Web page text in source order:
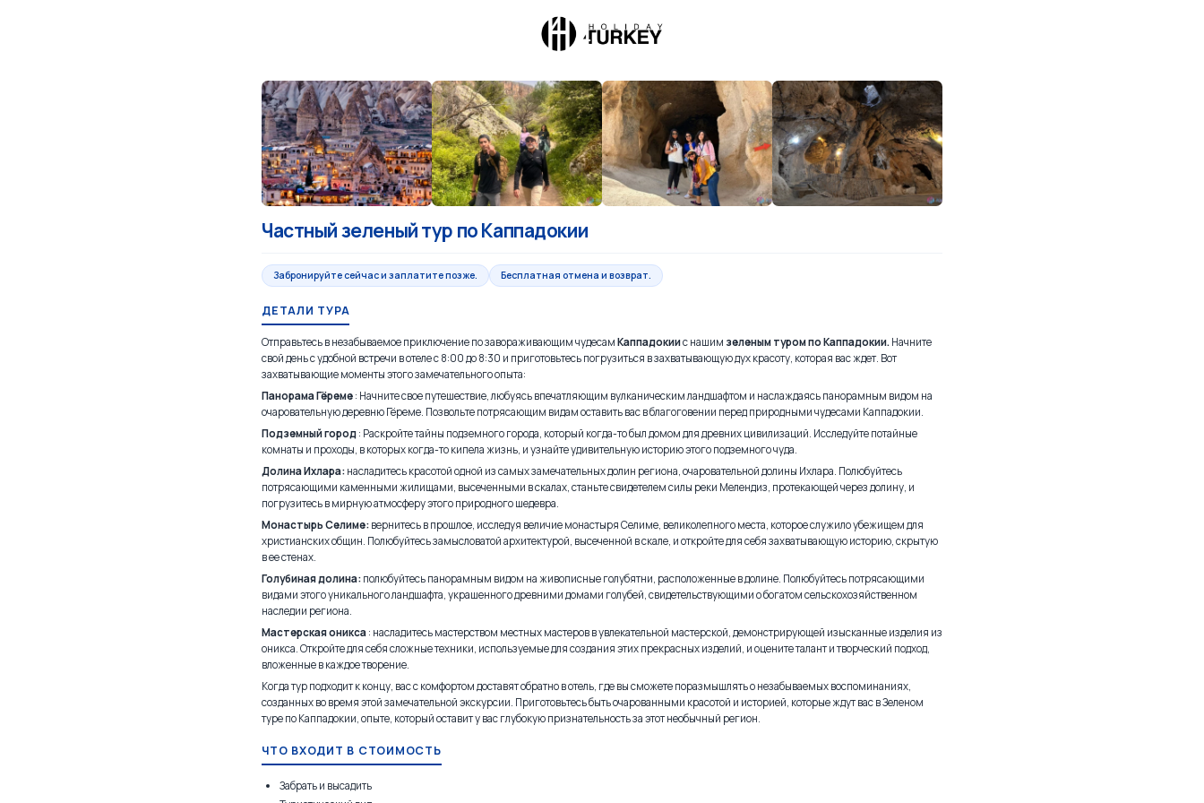
Частный зеленый тур по Каппадокии
Забронируйте сейчас и заплатите позже. Бесплатная отмена и возврат.
ДЕТАЛИ ТУРА
Отправьтесь в незабываемое приключение по завораживающим чудесам Каппадокиис нашим зеленым туром по Каппадокии. Начните
свой день с удобной встречи в отеле с 8:00 до 8:30 и приготовьтесь погрузиться в захватывающую дух красоту, которая вас ждет. Вот
захватывающие моменты этого замечательного опыта:
Панорама Гёреме : Начните свое путешествие, любуясь впечатляющим вулканическим ландшафтом и наслаждаясь панорамным видом на
очаровательную деревню Гёреме. Позвольте потрясающим видам оставить вас в благоговении перед природными чудесами Каппадокии.
Подземный город : Раскройте тайны подземного города, который когда-то был домом для древних цивилизаций. Исследуйте потайные
комнаты и проходы, в которых когда-то кипела жизнь, и узнайте удивительную историю этого подземного чуда.
Долина Ихлара: насладитесь красотой одной из самых замечательных долин региона, очаровательной долины Ихлара. Полюбуйтесь
потрясающими каменными жилищами, высеченными в скалах, станьте свидетелем силы реки Мелендиз, протекающей через долину, и
погрузитесь в мирную атмосферу этого природного шедевра.
Монастырь Селиме: вернитесь в прошлое, исследуя величие монастыря Селиме, великолепного места, которое служило убежищем для
христианских общин. Полюбуйтесь замысловатой архитектурой, высеченной в скале, и откройте для себя захватывающую историю, скрытую
в ее стенах.
Голубиная долина: полюбуйтесь панорамным видом на живописные голубятни, расположенные в долине. Полюбуйтесь потрясающими
видами этого уникального ландшафта, украшенного древними домами голубей, свидетельствующими о богатом сельскохозяйственном
наследии региона.
Мастерская оникса : насладитесь мастерством местных мастеров в увлекательной мастерской, демонстрирующей изысканные изделия из
оникса. Откройте для себя сложные техники, используемые для создания этих прекрасных изделий, и оцените талант и творческий подход,
вложенные в каждое творение.
Когда тур подходит к концу, вас с комфортом доставят обратно в отель, где вы сможете поразмышлять о незабываемых воспоминаниях,
созданных во время этой замечательной экскурсии. Приготовьтесь быть очарованными красотой и историей, которые ждут вас в Зеленом
туре по Каппадокии, опыте, который оставит у вас глубокую признательность за этот необычный регион.
ЧТО ВХОДИТ В СТОИМОСТЬ
Забрать и высадить